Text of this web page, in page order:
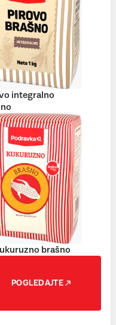
integralno
brašno
POGLEDAJTE